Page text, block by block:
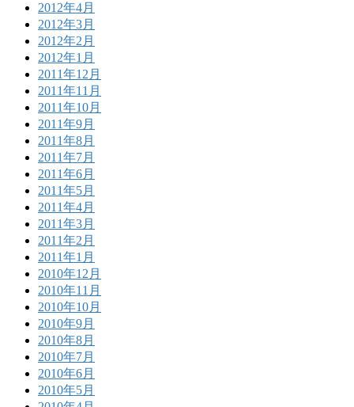
2012年4月
2012年3月
2012年2月
2012年1月
2011年12月
2011年11月
2011年10月
2011年9月
2011年8月
2011年7月
2011年6月
2011年5月
2011年4月
2011年3月
2011年2月
2011年1月
2010年12月
2010年11月
2010年10月
2010年9月
2010年8月
2010年7月
2010年6月
2010年5月